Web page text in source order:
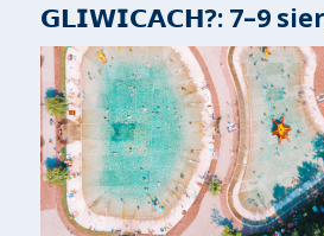
𝗚𝗟𝗜𝗪𝗜𝗖𝗔𝗖𝗛?: 7–9